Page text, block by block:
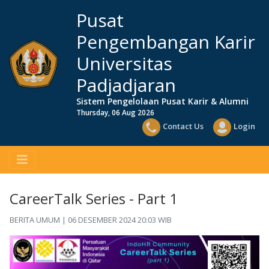
Pusat
Pengembangan Karir
Universitas
Padjadjaran
Sistem Pengelolaan Pusat Karir & Alumni
Thursday, 06 Aug 2026
Contact Us Login
CareerTalk Series - Part 1
BERITA UMUM | 06 DESEMBER 2024 20:03 WIB